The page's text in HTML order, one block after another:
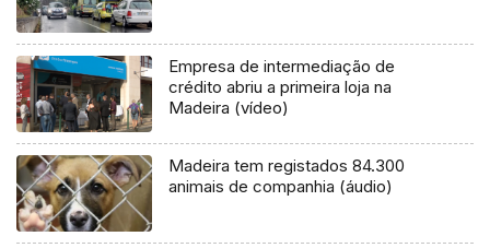
Empresa de intermediação de
crédito abriu a primeira loja na
Madeira (vídeo)
Madeira tem registados 84.300
animais de companhia (áudio)